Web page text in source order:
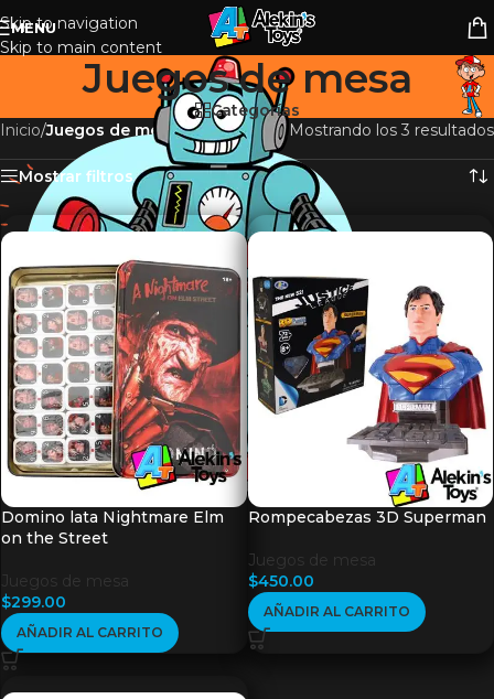
Skip to navigation
Skip to main content
MENU
Juegos de mesa
Categorías
Inicio/Juegos de mesa Mostrando los 3 resultados
Mostrar filtros
Domino lata Nightmare Elm
on the Street
Juegos de mesa
$299.00
AÑADIR AL CARRITO
Rompecabezas 3D Superman
Juegos de mesa
$450.00
AÑADIR AL CARRITO